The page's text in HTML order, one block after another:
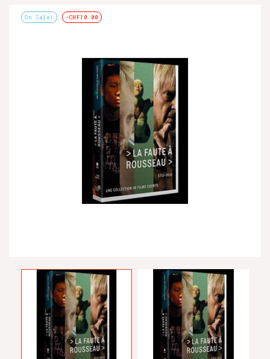
On Sale! -CHF10.00